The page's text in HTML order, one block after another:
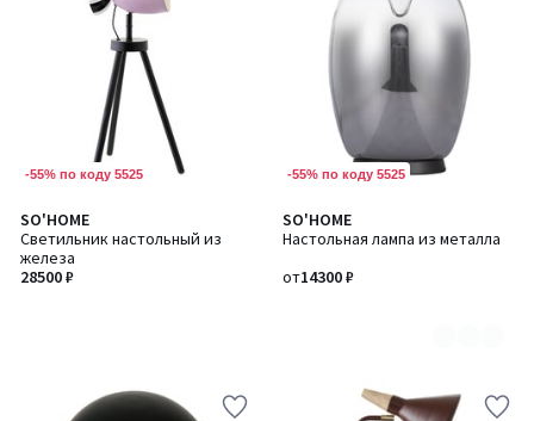
-55% по коду 5525
SO'HOME
Светильник настольный из
железа
28500 ₽
-55% по коду 5525
SO'HOME
Настольная лампа из металла
от14300 ₽
Количество
цветов: